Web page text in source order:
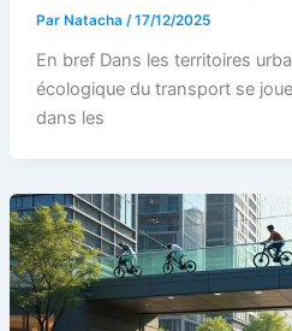
Par Natacha /17/12/2025
En bref Dans les territoires
écologique du transport se
dans les